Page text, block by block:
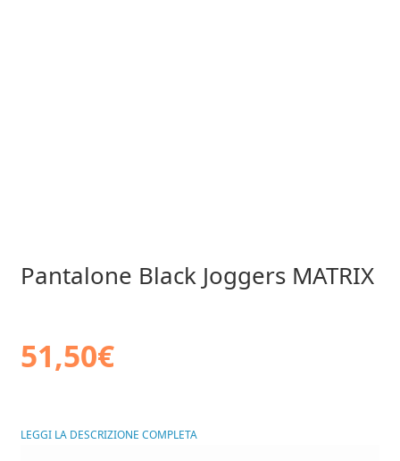
Pantalone Black Joggers MATRIX
51,50€
LEGGI LA DESCRIZIONE COMPLETA